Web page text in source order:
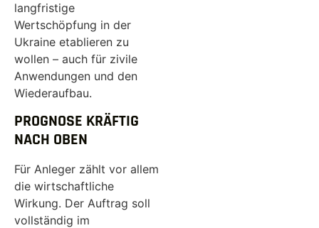
langfristige
Wertschöpfung in der
Ukraine etablieren zu
wollen – auch für zivile
Anwendungen und den
Wiederaufbau.
PROGNOSE KRÄFTIG
NACH OBEN
Für Anleger zählt vor allem
die wirtschaftliche
Wirkung. Der Auftrag soll
vollständig im